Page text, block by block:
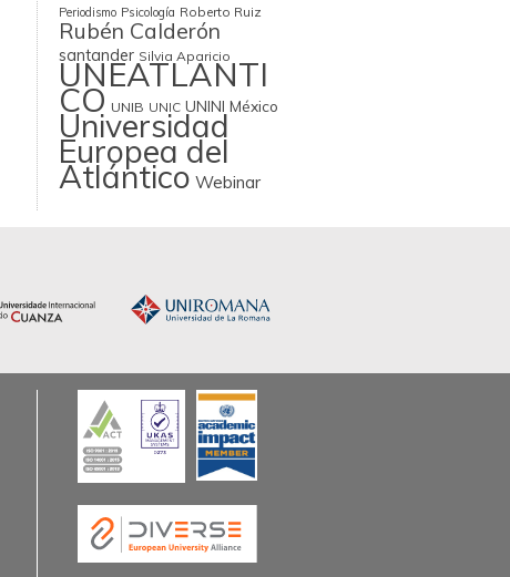
Periodismo Psicología Roberto Ruiz
Rubén Calderón
santander Silvia Aparicio
UNEATLANTI
CO UNIB UNIC UNINI México
Universidad
Europea del
Atlántico Webinar